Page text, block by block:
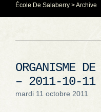
École De Salaberry > Archive
ORGANISME
– 2011-10-11
mardi 11 octobre 2011